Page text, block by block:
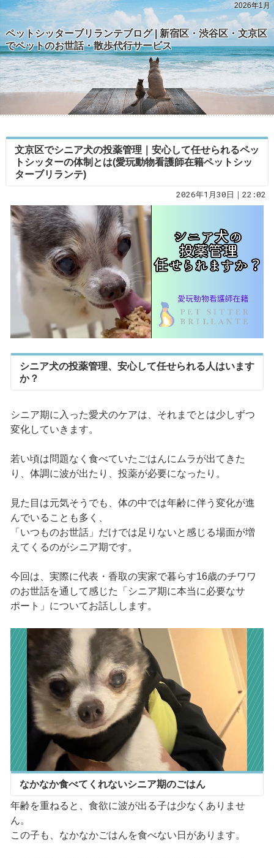
2026年1月
ペットシッターブリランテブログ | 新宿区・渋谷区・文京区
でペットのお世話・散歩代行サービス
文京区でシニア犬の投薬管理｜安心して任せられるペッ
トシッターの体制とは(愛玩動物看護師在籍ペットシッ
ターブリランテ)
2026年1月30日｜22:02
シニア犬の投薬管理、安心して任せられる人はいます
か？
シニア期に入った愛犬のケアは、それまでとは少しずつ
変化していきます。
若い頃は問題なく食べていたごはんにムラが出てきた
り、体調に波が出たり、投薬が必要になったり。
見た目は元気そうでも、体の中では年齢に伴う変化が進
んでいることも多く、
「いつものお世話」だけでは足りないと感じる場面が増
えてくるのがシニア期です。
今回は、実際に代表・香取の実家で暮らす16歳のチワワ
のお世話を通して感じた「シニア期に本当に必要なサ
ポート」についてお話しします。
なかなか食べてくれないシニア期のごはん
年齢を重ねると、食欲に波が出る子は少なくありませ
ん。
この子も、なかなかごはんを食べない日があります。